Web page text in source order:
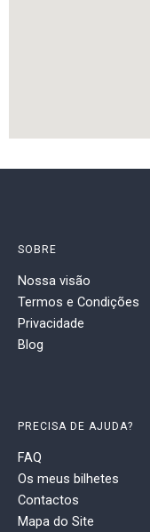
SOBRE
Nossa visão
Termos e Condições
Privacidade
Blog
PRECISA DE AJUDA?
FAQ
Os meus bilhetes
Contactos
Mapa do Site